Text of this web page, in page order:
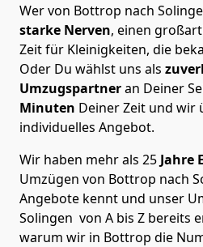
Wer von Bottrop nach
starke Nerven, einen
Zeit für Kleinigkeiten, die
Oder Du wählst uns als
Umzugspartneran Deiner
Minuten Deiner Zeit und wir
individuelles Angebot.
Wir haben mehr als 25 Jahre
Umzügen von Bottrop nach
Angebote kennt und unser
Solingen von A bis Z bereits
warum wir in Bottrop die